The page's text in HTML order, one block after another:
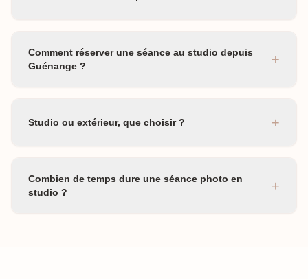
Comment réserver une séance au studio depuis
Guénange ?
+
Studio ou extérieur, que choisir ? +
Combien de temps dure une séance photo en
studio ?
+